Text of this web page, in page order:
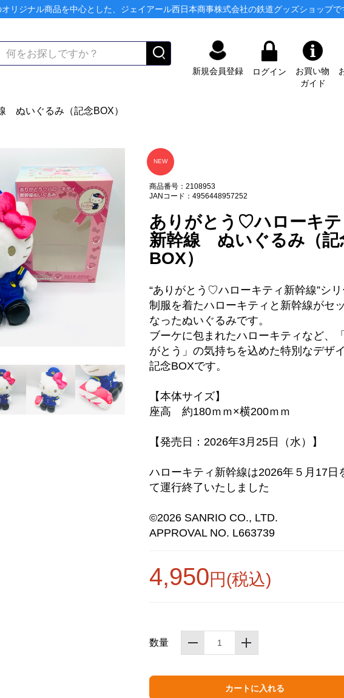
リジナル商品を中心とした、ジェイアール西日本商事株式会社の鉄道グッズショップで
新規会員登録 ログイン
お買い物
ガイド
ぬいぐるみ（記念BOX）
NEW
商品番号：2108953
JANコード：4956448957252
ありがとう♡ハローキテ
新幹線 ぬいぐるみ（記
BOX）
“ありがとう♡ハローキティ新幹線”シリ
制服を着たハローキティと新幹線がセ
なったぬいぐるみです。
ブーケに包まれたハローキティなど、
がとう」の気持ちを込めた特別なデザ
記念BOXです。
【本体サイズ】
座高 約180ｍｍ×横200ｍｍ
【発売日：2026年3月25日（水）】
ハローキティ新幹線は2026年５月17日
て運行終了いたしました
©2026 SANRIO CO., LTD.
APPROVAL NO. L663739
4,950円(税込)
数量
カートに入れる